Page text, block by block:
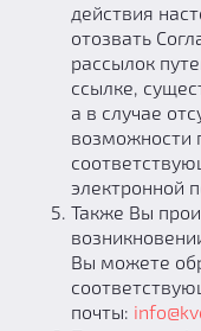
действия
отозвать
рассылок
ссылке,
а в случае
возможности
электронной
Также Вы
Вы можете
почты: